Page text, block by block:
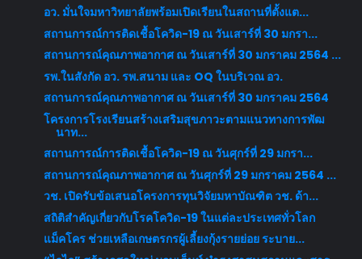
อว. มั่นใจมหาวิทยาลัยพร้อมเปิดเรียนในสถานที่ตั้งแต...
สถานการณ์การติดเชื้อโควิด-19 ณ วันเสาร์ที่ 30 มกรา...
สถานการณ์คุณภาพอากาศ ณ วันเสาร์ที่ 30 มกราคม 2564 ...
รพ.ในสังกัด อว. รพ.สนาม และ OQ ในบริเวณ อว.
สถานการณ์คุณภาพอากาศ ณ วันเสาร์ที่ 30 มกราคม 2564
โครงการโรงเรียนสร้างเสริมสุขภาวะตามแนวทางการพัฒ
นาท...
สถานการณ์การติดเชื้อโควิด-19 ณ วันศุกร์ที่ 29 มกรา...
สถานการณ์คุณภาพอากาศ ณ วันศุกร์ที่ 29 มกราคม 2564 ...
วช. เปิดรับข้อเสนอโครงการทุนวิจัยมหาบัณฑิต วช. ด้า...
สถิติสำคัญเกี่ยวกับโรคโควิด-19 ในแต่ละประเทศทั่วโลก
แม็คโคร ช่วยเหลือเกษตรกรผู้เลี้ยงกุ้งรายย่อย ระบาย...